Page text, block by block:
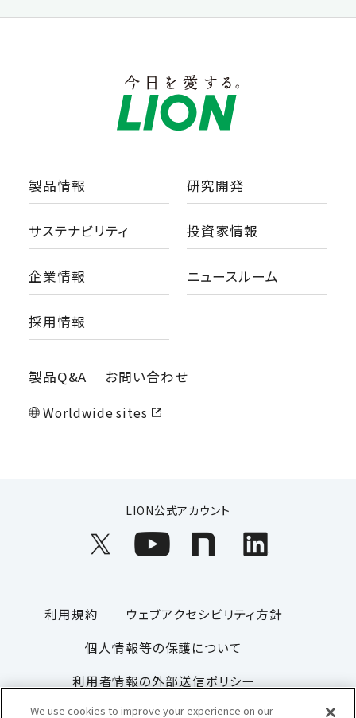
製品情報 研究開発
サステナビリティ 投資家情報
企業情報 ニュースルーム
採用情報
製品Q&A お問い合わせ
Worldwide sites
LION公式アカウント
利用規約
ウェブアクセシビリティ方針
個人情報等の保護について
利用者情報の外部送信ポリシー
ソーシャルメディアポリシー
サイトマップ
We use cookies to improve your experience on our